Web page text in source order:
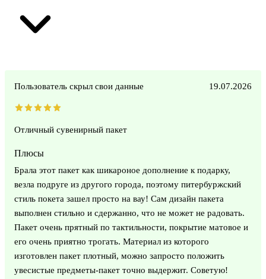
Пользователь скрыл свои данные 19.07.2026
Отличный сувенирный пакет
Плюсы
Брала этот пакет как шикароное дополнение к подарку,
везла подруге из другого города, поэтому питербуржский
стиль покета зашел просто на вау! Сам дизайн пакета
выполнен стильно и сдержанно, что не может не радовать.
Пакет очень прятный по тактильности, покрытие матовое и
его очень приятно трогать. Материал из которого
изготовлен пакет плотный, можно запросто положить
увесистые предметы-пакет точно выдержит. Советую!